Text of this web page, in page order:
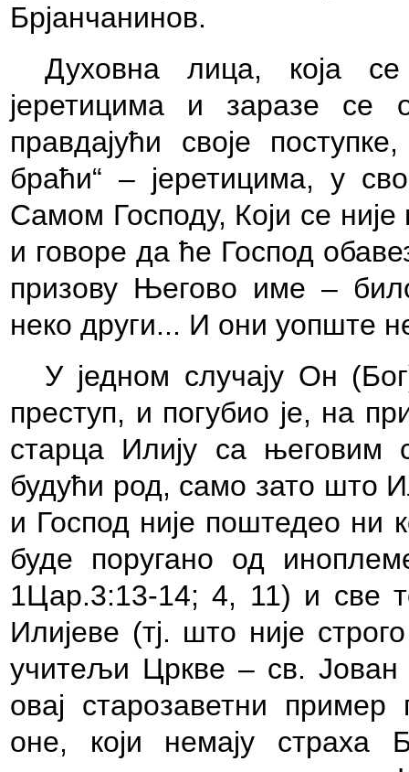
Брјанчанинов.
Духовна лица, која
јеретицима и заразе се
правдајући своје
браћи“ – јеретицима, у
Самом Господу, Који се није
и говоре да ће Господ
призову Његово име –
неко други... И они уопште
У једном случају Он
преступ, и погубио је, на
старца Илију са његовим
будући род, само зато што
и Господ није поштедео ни
буде поругано од
1Цар.3:13-14; 4, 11) и све
Илијеве (тј. што није
учитељи Цркве – св. Јован
овај старозаветни
оне, који немају страха